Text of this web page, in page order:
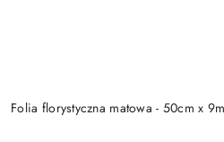
Folia florystyczna matowa - 50cm x